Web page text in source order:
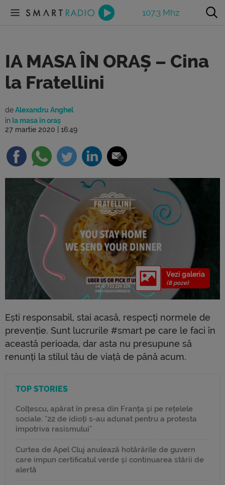
107.3 Mhz
IA MASA ÎN ORAȘ – Cina
la Fratellini
deAlexandru Anghel
în Ia masa în oraș
27 martie 2020 | 16:49
Vezi galeria
(8 poze)
Ești responsabil, stai acasă, respecți normele de
prevenție. Sunt lucrurile #smart pe care le faci în
această perioada, dar asta nu presupune să
renunți la stilul tău de viață de până acum.
TOP STORIES
Colțescu, apărat în presa din Franța și pe rețelele
sociale. "22 de idioți s-au adunat pentru a protesta
împotriva rasismului"
Curtea de Apel Cluj anulează hotărârile de guvern
care impun certificatul verde și continuarea stării de
alertă